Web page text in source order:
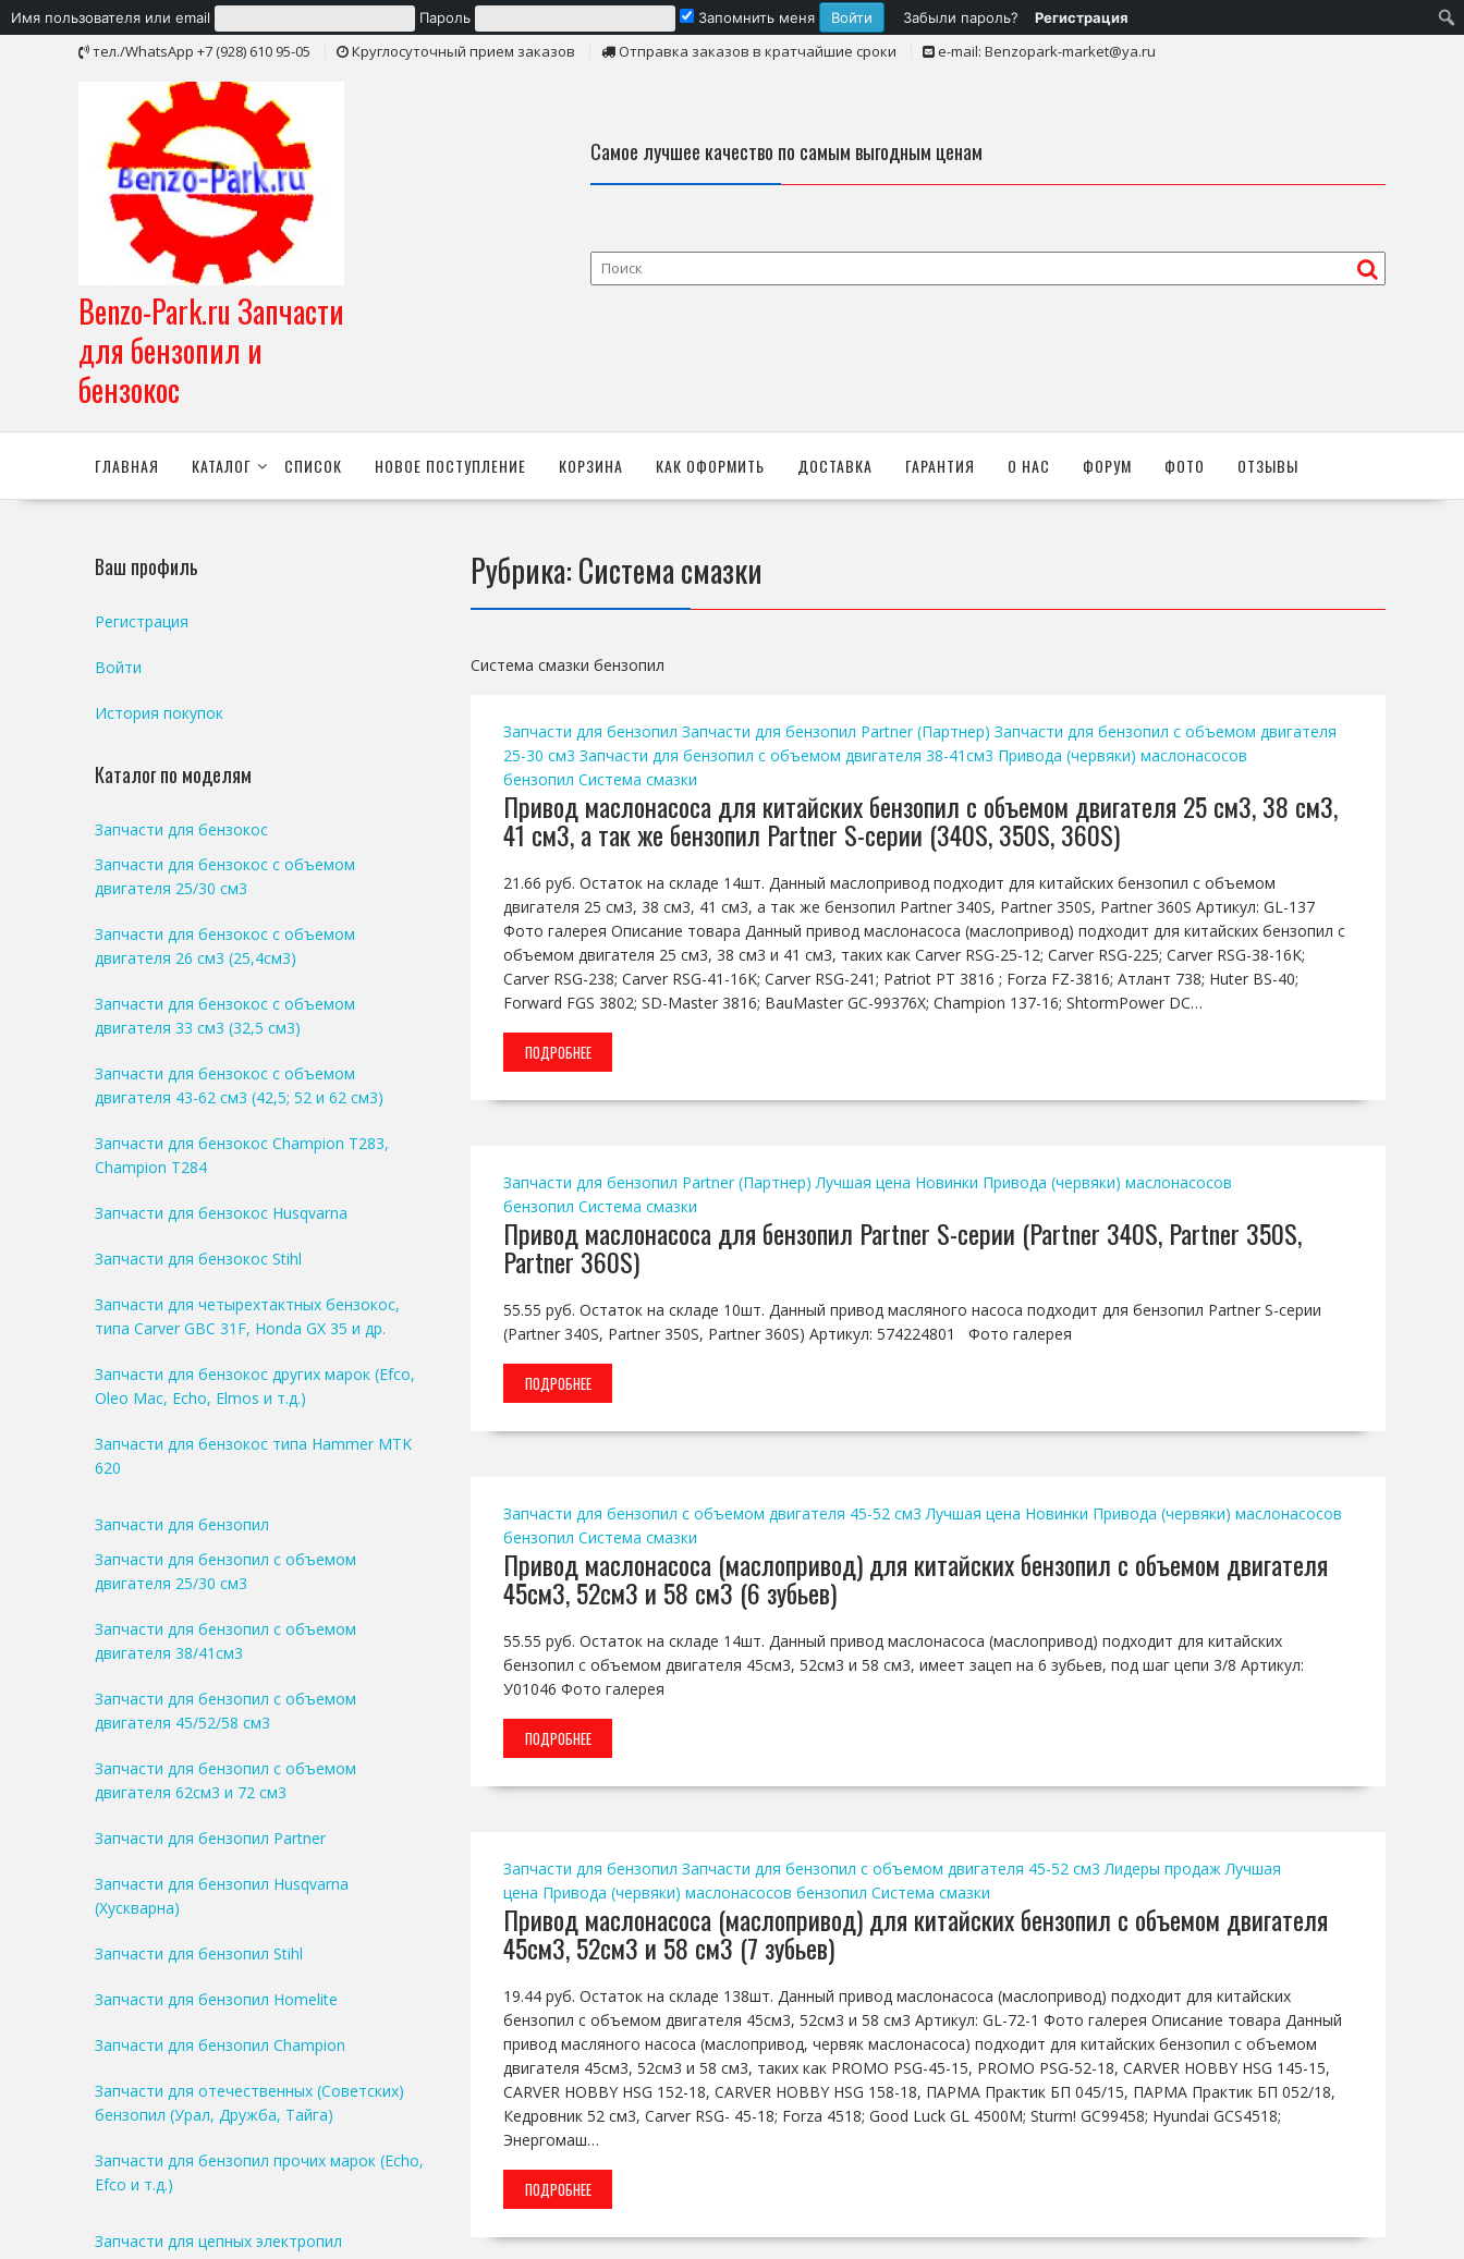
Имя пользователя или email Пароль Запомнить меня Забыли пароль? Регистрация
тел./WhatsApp +7 (928) 610 95-05 Круглосуточный прием заказов Отправка заказов в кратчайшие сроки e-mail: Benzopark-market@ya.ru
Benzo-Park.ru Запчасти
для бензопил и
бензокос
Самое лучшее качество по самым выгодным ценам
ГЛАВНАЯ КАТАЛОГ СПИСОК НОВОЕ ПОСТУПЛЕНИЕ КОРЗИНА КАК ОФОРМИТЬ ДОСТАВКА ГАРАНТИЯ О НАС ФОРУМ ФОТО ОТЗЫВЫ
Рубрика:Система смазки
Система смазки бензопил
Запчасти для бензопил Запчасти для бензопил Partner (Партнер) Запчасти для бензопил с объемом двигателя
25-30 см3 Запчасти для бензопил с объемом двигателя 38-41см3 Привода (червяки) маслонасосов
бензопил Система смазки
Привод маслонасоса для китайских бензопил с объемом двигателя 25 см3, 38 см3,
41 см3, а так же бензопил Partner S-серии (340S, 350S, 360S)
21.66 руб. Остаток на складе 14шт. Данный маслопривод подходит для китайских бензопил с объемом
двигателя 25 см3, 38 см3, 41 см3, а так же бензопил Partner 340S, Partner 350S, Partner 360S Артикул: GL-137
Фото галерея Описание товара Данный привод маслонасоса (маслопривод) подходит для китайских бензопил с
объемом двигателя 25 см3, 38 см3 и 41 см3, таких как Carver RSG-25-12; Carver RSG-225; Carver RSG-38-16K;
Carver RSG-238; Carver RSG-41-16K; Carver RSG-241; Patriot РТ 3816 ; Forza FZ-3816; Атлант 738; Huter BS-40;
Forward FGS 3802; SD-Master 3816; BauMaster GC-99376X; Champion 137-16; ShtormPower DC…
ПОДРОБНЕЕ
Запчасти для бензопил Partner (Партнер) Лучшая цена Новинки Привода (червяки) маслонасосов
бензопил Система смазки
Привод маслонасоса для бензопил Partner S-серии (Partner 340S, Partner 350S,
Partner 360S)
55.55 руб. Остаток на складе 10шт. Данный привод масляного насоса подходит для бензопил Partner S-серии
(Partner 340S, Partner 350S, Partner 360S) Артикул: 574224801 Фото галерея
ПОДРОБНЕЕ
Запчасти для бензопил с объемом двигателя 45-52 см3 Лучшая цена Новинки Привода (червяки) маслонасосов
бензопил Система смазки
Привод маслонасоса (маслопривод) для китайских бензопил с объемом двигателя
45см3, 52см3 и 58 см3 (6 зубьев)
55.55 руб. Остаток на складе 14шт. Данный привод маслонасоса (маслопривод) подходит для китайских
бензопил с объемом двигателя 45см3, 52см3 и 58 см3, имеет зацеп на 6 зубьев, под шаг цепи 3/8 Артикул:
У01046 Фото галерея
ПОДРОБНЕЕ
Запчасти для бензопил Запчасти для бензопил с объемом двигателя 45-52 см3 Лидеры продаж Лучшая
цена Привода (червяки) маслонасосов бензопил Система смазки
Привод маслонасоса (маслопривод) для китайских бензопил с объемом двигателя
45см3, 52см3 и 58 см3 (7 зубьев)
19.44 руб. Остаток на складе 138шт. Данный привод маслонасоса (маслопривод) подходит для китайских
бензопил с объемом двигателя 45см3, 52см3 и 58 см3 Артикул: GL-72-1 Фото галерея Описание товара Данный
привод масляного насоса (маслопривод, червяк маслонасоса) подходит для китайских бензопил с объемом
двигателя 45см3, 52см3 и 58 см3, таких как PROMO PSG-45-15, PROMO PSG-52-18, CARVER HOBBY HSG 145-15,
CARVER HOBBY HSG 152-18, CARVER HOBBY HSG 158-18, ПАРМА Практик БП 045/15, ПАРМА Практик БП 052/18,
Кедровник 52 см3, Carver RSG- 45-18; Forza 4518; Good Luck GL 4500M; Sturm! GC99458; Hyundai GCS4518;
Энергомаш…
ПОДРОБНЕЕ
Ваш профиль
Регистрация
Войти
История покупок
Каталог по моделям
Запчасти для бензокос
Запчасти для бензокос с объемом
двигателя 25/30 см3
Запчасти для бензокос с объемом
двигателя 26 см3 (25,4см3)
Запчасти для бензокос с объемом
двигателя 33 см3 (32,5 см3)
Запчасти для бензокос с объемом
двигателя 43-62 см3 (42,5; 52 и 62 см3)
Запчасти для бензокос Champion T283,
Champion T284
Запчасти для бензокос Husqvarna
Запчасти для бензокос Stihl
Запчасти для четырехтактных бензокос,
типа Carver GBC 31F, Honda GX 35 и др.
Запчасти для бензокос других марок (Efco,
Oleo Mac, Echo, Elmos и т.д.)
Запчасти для бензокос типа Hammer MTK
620
Запчасти для бензопил
Запчасти для бензопил с объемом
двигателя 25/30 см3
Запчасти для бензопил с объемом
двигателя 38/41см3
Запчасти для бензопил с объемом
двигателя 45/52/58 см3
Запчасти для бензопил с объемом
двигателя 62см3 и 72 см3
Запчасти для бензопил Partner
Запчасти для бензопил Husqvarna
(Хускварна)
Запчасти для бензопил Stihl
Запчасти для бензопил Homelite
Запчасти для бензопил Champion
Запчасти для отечественных (Советских)
бензопил (Урал, Дружба, Тайга)
Запчасти для бензопил прочих марок (Echo,
Efco и т.д.)
Запчасти для цепных электропил